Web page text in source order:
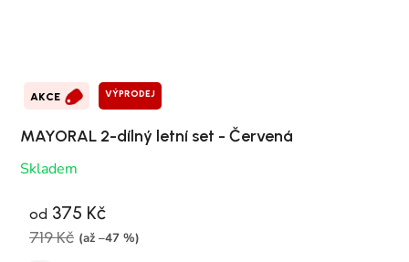
AKCE VÝPRODEJ
MAYORAL 2-dílný letní set - Červená
Skladem
od 375 Kč
719 Kč (až –47 %)